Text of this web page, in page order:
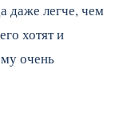
даже легче, чем
хотят и
очень